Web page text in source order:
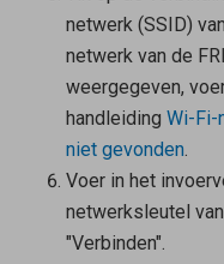
netwerk (SSID)
netwerk van de
weergegeven,
handleiding Wi-Fi-
niet gevonden.
Voer in het
netwerksleutel
"Verbinden".